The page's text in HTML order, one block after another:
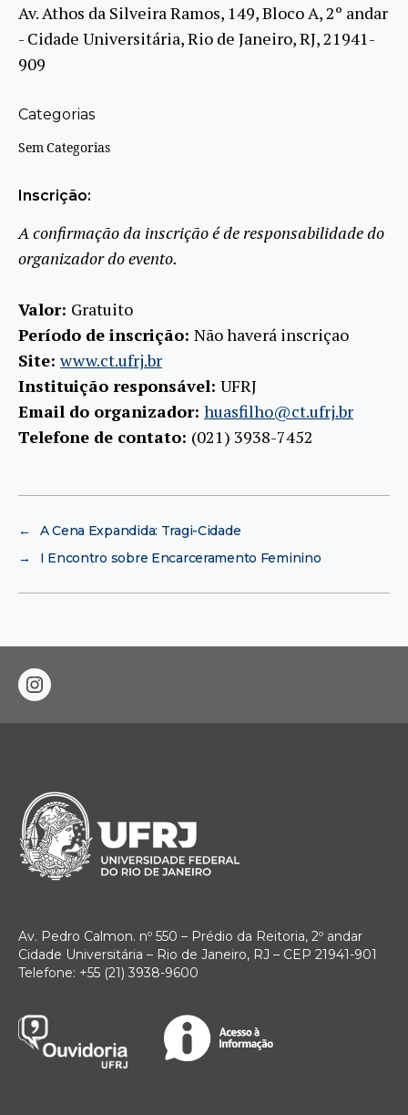
Av. Athos da Silveira Ramos, 149, Bloco A, 2º andar
- Cidade Universitária, Rio de Janeiro, RJ, 21941-
909
Categorias
Sem Categorias
Inscrição:
A confirmação da inscrição é de responsabilidade do
organizador do evento.
Valor: Gratuito
Período de inscrição: Não haverá inscriçao
Site:www.ct.ufrj.br
Instituição responsável: UFRJ
Email do organizador: huasfilho@ct.ufrj.br
Telefone de contato: (021) 3938-7452
←
A Cena Expandida: Tragi-Cidade
→
I Encontro sobre Encarceramento Feminino
instagram
Av. Pedro Calmon. nº 550 – Prédio da Reitoria, 2º andar
Cidade Universitária – Rio de Janeiro, RJ – CEP 21941-901
Telefone: +55 (21) 3938-9600